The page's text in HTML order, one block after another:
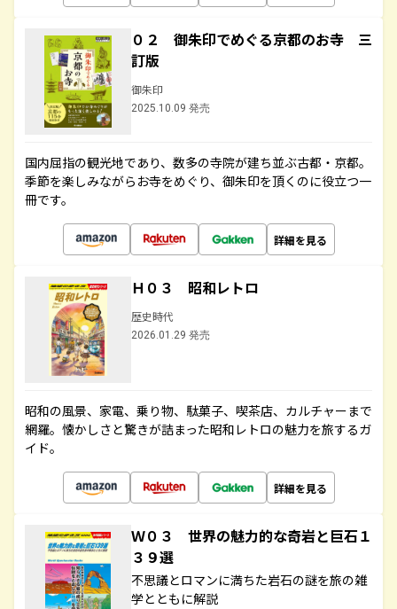
０２ 御朱印でめぐる京都のお寺 三
訂版
御朱印
2025.10.09 発売
国内屈指の観光地であり、数多の寺院が建ち並ぶ古都・京都。
季節を楽しみながらお寺をめぐり、御朱印を頂くのに役立つ一
冊です。
詳細を見る
Ｈ０３ 昭和レトロ
歴史時代
2026.01.29 発売
昭和の風景、家電、乗り物、駄菓子、喫茶店、カルチャーまで
網羅。懐かしさと驚きが詰まった昭和レトロの魅力を旅するガ
イド。
詳細を見る
Ｗ０３ 世界の魅力的な奇岩と巨石１
３９選
不思議とロマンに満ちた岩石の謎を旅の雑
学とともに解説